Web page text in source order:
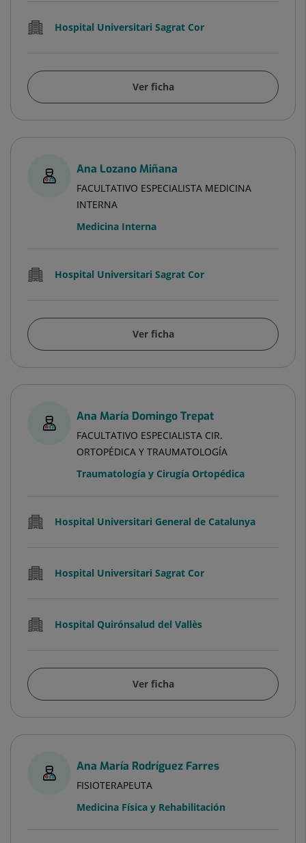
Hospital Universitari Sagrat Cor
Ver ficha
Ana Lozano Miñana
FACULTATIVO ESPECIALISTA MEDICINA
INTERNA
Medicina Interna
Hospital Universitari Sagrat Cor
Ver ficha
Ana María Domingo Trepat
FACULTATIVO ESPECIALISTA CIR.
ORTOPÉDICA Y TRAUMATOLOGÍA
Traumatología y Cirugía Ortopédica
Hospital Universitari General de Catalunya
Hospital Universitari Sagrat Cor
Hospital Quirónsalud del Vallès
Ver ficha
Ana María Rodríguez Farres
FISIOTERAPEUTA
Medicina Física y Rehabilitación